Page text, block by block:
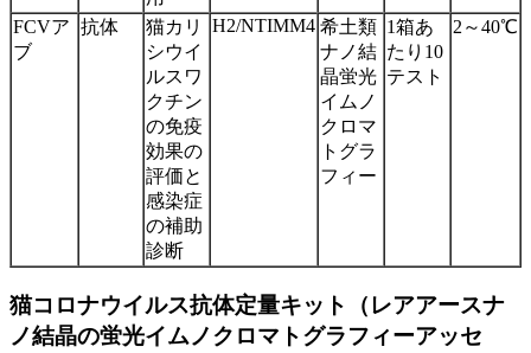
FCVア
ブ
抗体
猫カリ
シウイ
ルスワ
クチン
の免疫
効果の
評価と
感染症
の補助
診断
H2/NTIMM4 希土類
ナノ結
晶蛍光
イムノ
クロマ
トグラ
フィー
1箱あ
たり10
テスト
2～40℃
猫コロナウイルス抗体定量キット（レアアースナ
ノ結晶の蛍光イムノクロマトグラフィーアッセ